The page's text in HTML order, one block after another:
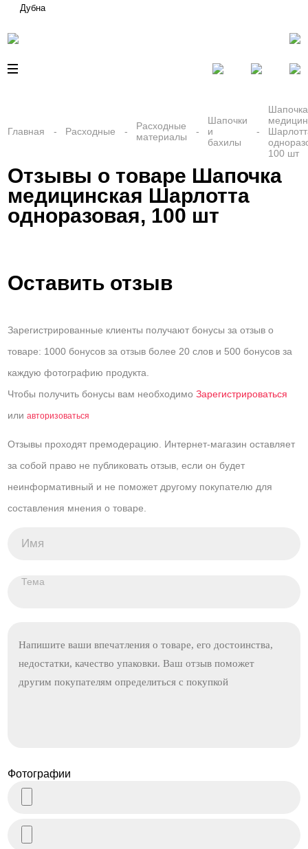
Дубна
Главная Расходные
Расходные
материалы
Шапочки
и
бахилы
Шапочка
100 шт
Отзывы о товаре Шапочка
медицинская Шарлотта
одноразовая, 100 шт
Оставить отзыв
Зарегистрированные клиенты получают бонусы за отзыв о
товаре: 1000 бонусов за отзыв более 20 слов и 500 бонусов за
каждую фотографию продукта.
Чтобы получить бонусы вам необходимоЗарегистрироваться
илиавторизоваться
Отзывы проходят премодерацию. Интернет-магазин оставляет
за собой право не публиковать отзыв, если он будет
неинформативный и не поможет другому покупателю для
составления мнения о товаре.
Имя
Тема
Фотографии